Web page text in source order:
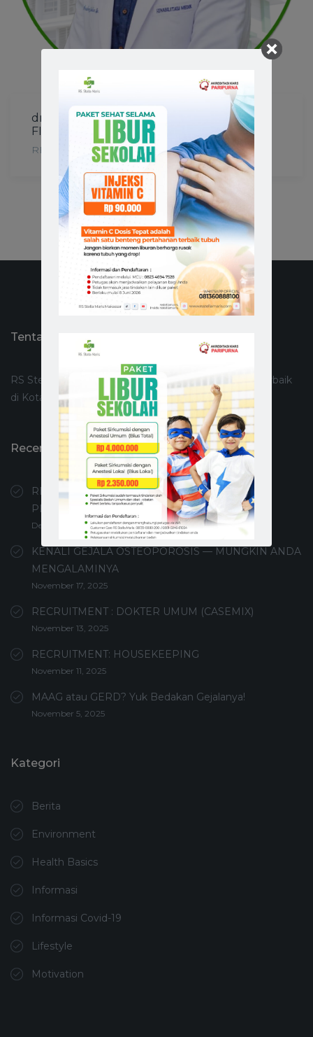
dr. Anshory Sahlan, Sp.KFR, MS(K), FEMG,
FIPM-USG, MARS
REHABILITASI MEDIK
Tentang RS Stella Maris Makassar
RS Stella Maris Makassar merupakan Rumah Sakit Terbaik
di Kota Makassar
Recent Posts
RECRUITMENT PERAWAT PEMBERI ASUHAN /
PERAWAT UMUM
Desember 4, 2025
KENALI GEJALA OSTEOPOROSIS — MUNGKIN ANDA
MENGALAMINYA
November 17, 2025
RECRUITMENT : DOKTER UMUM (CASEMIX)
November 13, 2025
RECRUITMENT: HOUSEKEEPING
November 11, 2025
MAAG atau GERD? Yuk Bedakan Gejalanya!
November 5, 2025
Kategori
Berita
Environment
Health Basics
Informasi
Informasi Covid-19
Lifestyle
Motivation